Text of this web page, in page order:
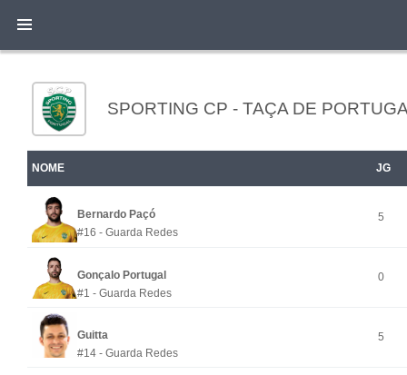
SPORTING CP - TAÇA DE
NOME JG
Bernardo Paçó
#16 - Guarda Redes
5
Gonçalo Portugal
#1 - Guarda Redes
0
Guitta
#14 - Guarda Redes
5